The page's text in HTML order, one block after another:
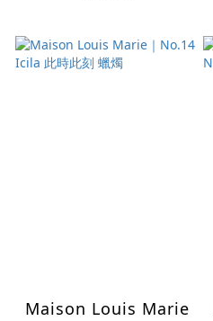
Maison Louis Marie